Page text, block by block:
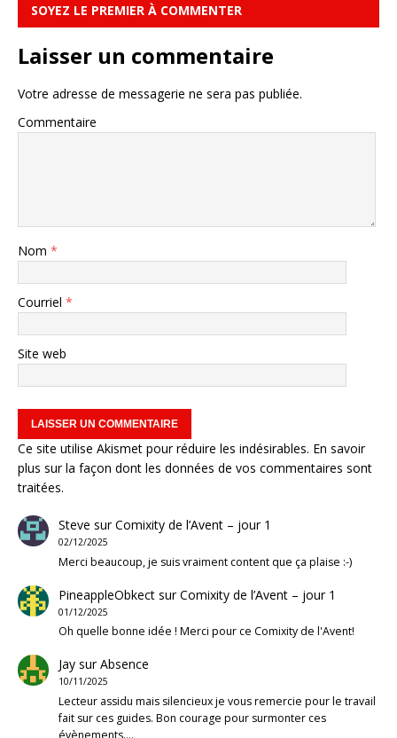
SOYEZ LE PREMIER À COMMENTER
Laisser un commentaire
Votre adresse de messagerie ne sera pas publiée.
Commentaire
Nom *
Courriel *
Site web
Ce site utilise Akismet pour réduire les indésirables. En savoir
plus sur la façon dont les données de vos commentaires sont
traitées.
Steve surComixity de l’Avent – jour 1
02/12/2025
Merci beaucoup, je suis vraiment content que ça plaise :-)
PineappleObkectsurComixity de l’Avent – jour 1
01/12/2025
Oh quelle bonne idée ! Merci pour ce Comixity de l'Avent!
JaysurAbsence
10/11/2025
Lecteur assidu mais silencieux je vous remercie pour le travail
fait sur ces guides. Bon courage pour surmonter ces
évènements.…